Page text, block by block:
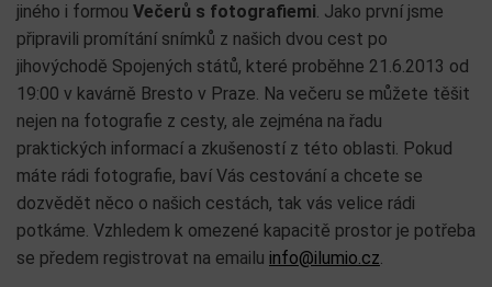
jiného i formou Večerů s fotografiemi. Jako první jsme
připravili promítání snímků z našich dvou cest po
jihovýchodě Spojených států, které proběhne 21.6.2013 od
19:00 v kavárně Bresto v Praze. Na večeru se můžete těšit
nejen na fotografie z cesty, ale zejména na řadu
praktických informací a zkušeností z této oblasti. Pokud
máte rádi fotografie, baví Vás cestování a chcete se
dozvědět něco o našich cestách, tak vás velice rádi
potkáme. Vzhledem k omezené kapacitě prostor je potřeba
se předem registrovat na emailu info@ilumio.cz.